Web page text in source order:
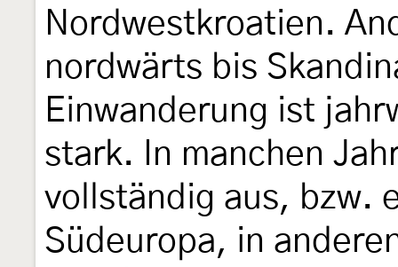
Nordwestkroatien.
nordwärts bis
Einwanderung ist
stark. In manchen
vollständig aus, bzw.
Südeuropa, in